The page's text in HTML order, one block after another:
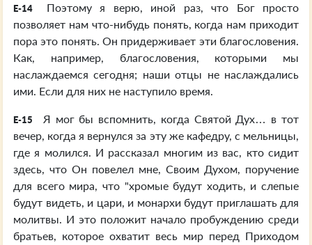
E-14
Поэтому я верю, иной раз, что Бог просто
позволяет нам что-нибудь понять, когда нам приходит
пора это понять. Он придерживает эти благословения.
Как, например, благословения, которыми мы
наслаждаемся сегодня; наши отцы не наслаждались
ими. Если для них не наступило время.
E-15
Я мог бы вспомнить, когда Святой Дух… в тот
вечер, когда я вернулся за эту же кафедру, с мельницы,
где я молился. И рассказал многим из вас, кто сидит
здесь, что Он повелел мне, Своим Духом, поручение
для всего мира, что "хромые будут ходить, и слепые
будут видеть, и цари, и монархи будут приглашать для
молитвы. И это положит начало пробуждению среди
братьев, которое охватит весь мир перед Приходом